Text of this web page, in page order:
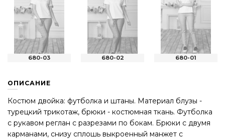
680-03 680-02 680-01
ОПИСАНИЕ
Костюм двойка: футболка и штаны. Материал блузы -
турецкий трикотаж, брюки - костюмная ткань. Футболка
с рукавом реглан с разрезами по бокам. Брюки с двумя
карманами, снизу сплошь выкроенный манжет с